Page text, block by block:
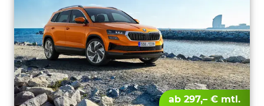
ab 297,– € mtl.